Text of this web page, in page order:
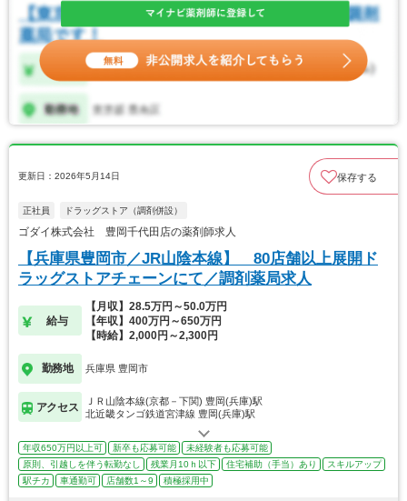
更新日：2026年5月14日 保存する
正社員 ドラッグストア（調剤併設）
ゴダイ株式会社 豊岡千代田店の薬剤師求人
【兵庫県豊岡市／JR山陰本線】 80店舗以上展開ド
ラッグストアチェーンにて／調剤薬局求人
給与
【月収】28.5万円～50.0万円
【年収】400万円～650万円
【時給】2,000円～2,300円
勤務地 兵庫県 豊岡市
アクセス
ＪＲ山陰本線(京都－下関) 豊岡(兵庫)駅
北近畿タンゴ鉄道宮津線 豊岡(兵庫)駅
年収650万円以上可 新卒も応募可能
未経験者も応募可能
原則、引越しを伴う転勤なし
残業月10ｈ以下 住宅補助（手当）あり
スキルアップ
駅チカ
車通勤可 店舗数1～9 積極採用中